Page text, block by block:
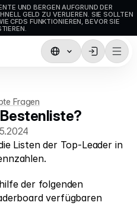
UND BERGEN AUFGRUND DER
GELD ZU VERLIEREN. SIE SOLLTEN
CFDS FUNKTIONIEREN, BEVOR SIE
Fragen
Listen der Top-Leader in
der folgenden
verfügbaren